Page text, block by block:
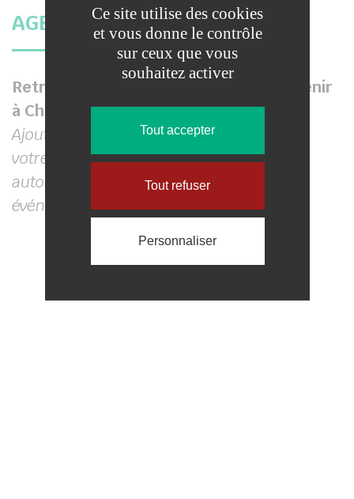
avec
Chamignots
en
fête
AGENDA COMPLET DU VILLAGE
Retrouvez ici tous les événements à venir
à Chamigny et ses hameaux.
Ajoutez cet agenda à votre téléphone ou
votre ordinateur pour être informé
automatiquement des prochains
événements.
Ce site utilise des cookies
et vous donne le contrôle
sur ceux que vous
souhaitez activer
Tout accepter
Tout refuser
Personnaliser